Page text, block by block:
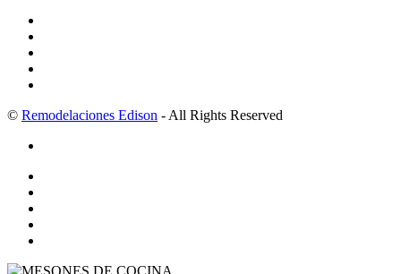
© Remodelaciones Edison - All Rights Reserved